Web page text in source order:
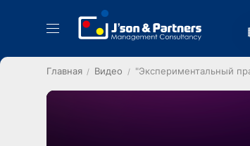
Главная Видео "Экспериментальный